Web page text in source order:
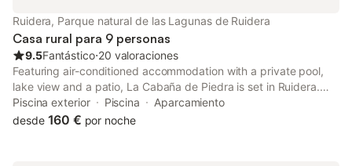
Ruidera, Parque natural de las Lagunas de Ruidera
Casa rural para 9 personas
9.5Fantástico⋅20 valoraciones
Featuring air-conditioned accommodation with a private pool,
lake view and a patio, La Cabaña de Piedra is set in Ruidera.
Situated 12 km from Lagunas de Ruidera Natural Park, the
property offers a garden and free private parking.
Piscina exterior Piscina
Aparcamiento
desde 160 € por noche